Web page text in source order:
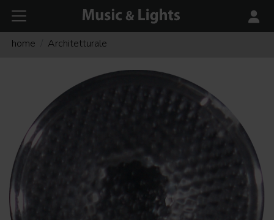
home Architetturale